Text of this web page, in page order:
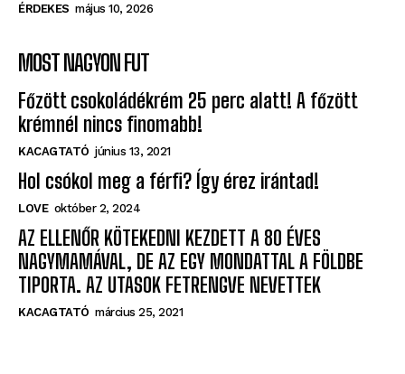
ÉRDEKES május 10, 2026
MOST NAGYON FUT
Főzött csokoládékrém 25 perc alatt! A főzött
krémnél nincs finomabb!
KACAGTATÓ június 13, 2021
Hol csókol meg a férfi? Így érez irántad!
LOVE október 2, 2024
AZ ELLENŐR KÖTEKEDNI KEZDETT A 80 ÉVES
NAGYMAMÁVAL, DE AZ EGY MONDATTAL A FÖLDBE
TIPORTA. AZ UTASOK FETRENGVE NEVETTEK
KACAGTATÓ március 25, 2021